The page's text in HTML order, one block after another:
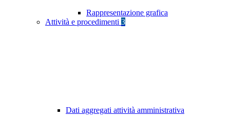
Rappresentazione grafica
Attività e procedimenti 3
Dati aggregati attività amministrativa